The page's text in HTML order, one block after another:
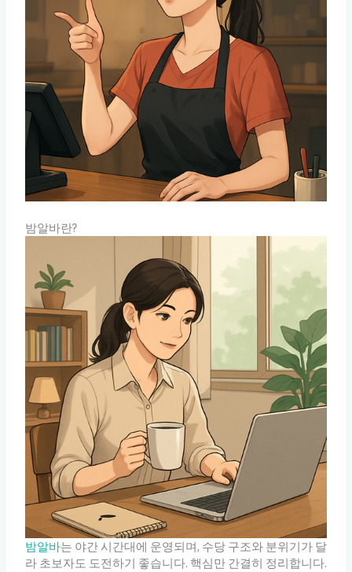
밤알바란?
밤알바는 야간 시간대에 운영되며, 수당 구조와 분위기가 달
라 초보자도 도전하기 좋습니다. 핵심만 간결히 정리합니다.